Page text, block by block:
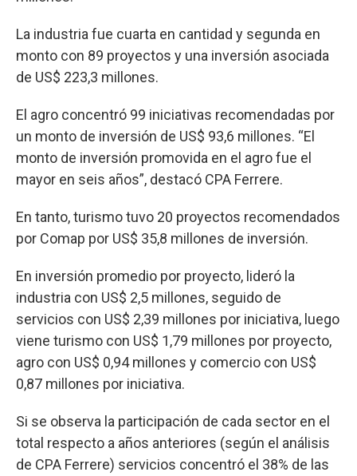
La industria fue cuarta en cantidad y segunda en
monto con 89 proyectos y una inversión asociada
de US$ 223,3 millones.
El agro concentró 99 iniciativas recomendadas por
un monto de inversión de US$ 93,6 millones. “El
monto de inversión promovida en el agro fue el
mayor en seis años”, destacó CPA Ferrere.
En tanto, turismo tuvo 20 proyectos recomendados
por Comap por US$ 35,8 millones de inversión.
En inversión promedio por proyecto, lideró la
industria con US$ 2,5 millones, seguido de
servicios con US$ 2,39 millones por iniciativa, luego
viene turismo con US$ 1,79 millones por proyecto,
agro con US$ 0,94 millones y comercio con US$
0,87 millones por iniciativa.
Si se observa la participación de cada sector en el
total respecto a años anteriores (según el análisis
de CPA Ferrere) servicios concentró el 38% de las